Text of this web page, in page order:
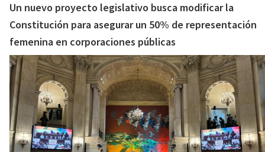
Un nuevo proyecto legislativo busca modificar la
Constitución para asegurar un 50% de representación
femenina en corporaciones públicas